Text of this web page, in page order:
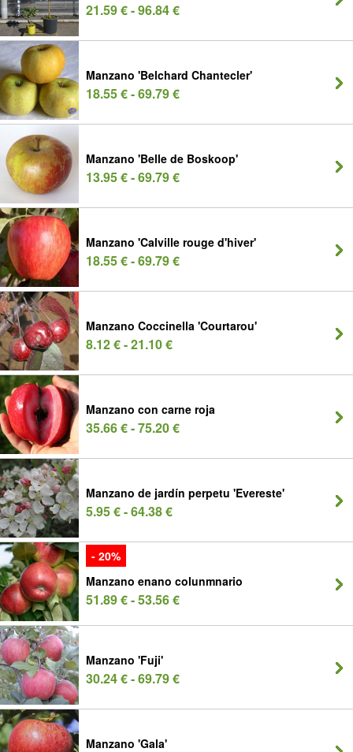
21.59 € - 96.84 €
Manzano 'Belchard Chantecler'
18.55 € - 69.79 €
Manzano 'Belle de Boskoop'
13.95 € - 69.79 €
Manzano 'Calville rouge d'hiver'
18.55 € - 69.79 €
Manzano Coccinella 'Courtarou'
8.12 € - 21.10 €
Manzano con carne roja
35.66 € - 75.20 €
Manzano de jardín perpetu 'Evereste'
5.95 € - 64.38 €
- 20%
Manzano enano colunmnario
51.89 € - 53.56 €
Manzano 'Fuji'
30.24 € - 69.79 €
Manzano 'Gala'